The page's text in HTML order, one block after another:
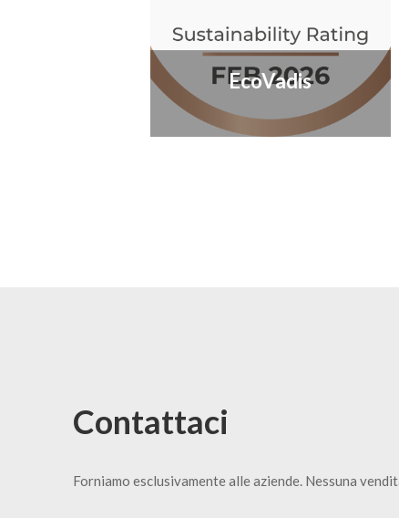
EcoVadis
Contattaci
Forniamo esclusivamente alle aziende. Nessuna